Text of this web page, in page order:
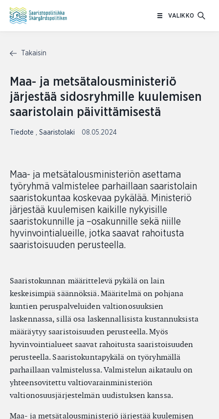
VALIKKO
Takaisin
Maa- ja metsätalousministeriö
järjestää sidosryhmille kuulemisen
saaristolain päivittämisestä
Tiedote , Saaristolaki 08.05.2024
Maa- ja metsätalousministeriön asettama
työryhmä valmistelee parhaillaan saaristolain
saaristokuntaa koskevaa pykälää. Ministeriö
järjestää kuulemisen kaikille nykyisille
saaristokunnille ja –osakunnille sekä niille
hyvinvointialueille, jotka saavat rahoitusta
saaristoisuuden perusteella.
Saaristokunnan määrittelevä pykälä on lain
keskeisimpiä säännöksiä. Määritelmä on pohjana
kuntien peruspalveluiden valtionosuuksien
laskennassa, sillä osa laskennallisista kustannuksista
määräytyy saaristoisuuden perusteella. Myös
hyvinvointialueet saavat rahoitusta saaristoisuuden
perusteella. Saaristokuntapykälä on työryhmällä
parhaillaan valmistelussa. Valmistelun aikataulu on
yhteensovitettu valtiovarainministeriön
valtionosuusjärjestelmän uudistuksen kanssa.
Maa- ja metsätalousministeriö järjestää kuulemisen